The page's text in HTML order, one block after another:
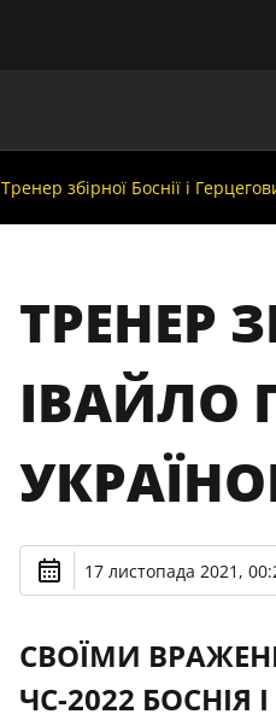
Тренер збірної Боснії і
ТРЕНЕР
ІВАЙЛО
17 листопада 2021,
СВОЇМИ
ЧС-2022